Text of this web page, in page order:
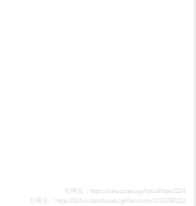
引用元：
https://zawazawa.jp/spla3/topic/224
引用元：
https://2ch.sc/test/read.cgi/famicom/1713780111/